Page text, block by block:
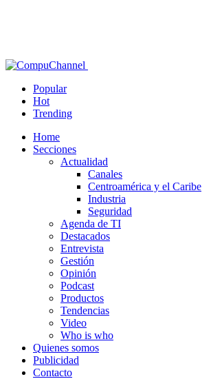
Popular
Hot
Trending
Home
Secciones
Actualidad
Canales
Centroamérica y el Caribe
Industria
Seguridad
Agenda de TI
Destacados
Entrevista
Gestión
Opinión
Podcast
Productos
Tendencias
Video
Who is who
Quienes somos
Publicidad
Contacto